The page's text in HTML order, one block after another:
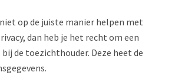
op de juiste manier helpen met
dan heb je het recht om een
de toezichthouder. Deze heet de